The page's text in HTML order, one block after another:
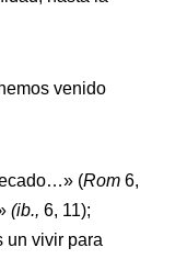
venido
(Rom 6,
(ib., 6, 11);
un vivir para